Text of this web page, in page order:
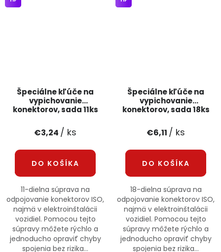
Špeciálne kľúče na
vypichovanie
konektorov, sada 11ks
€3,24 / ks
DO KOŠÍKA
11-dielna súprava na
odpojovanie konektorov ISO,
najmä v elektroinštalácii
vozidiel. Pomocou tejto
súpravy môžete rýchlo a
jednoducho opraviť chyby
spojenia bez rizika...
Špeciálne kľúče na
vypichovanie
konektorov, sada 18ks
€6,11 / ks
DO KOŠÍKA
18-dielna súprava na
odpojovanie konektorov ISO,
najmä v elektroinštalácii
vozidiel. Pomocou tejto
súpravy môžete rýchlo a
jednoducho opraviť chyby
spojenia bez rizika...